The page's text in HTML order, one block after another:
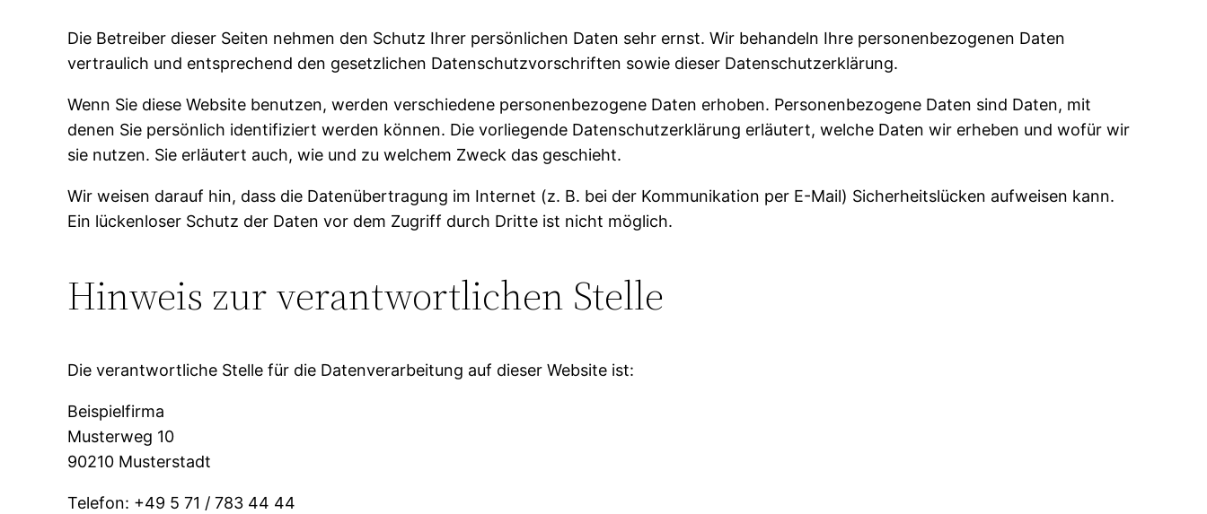
Die Betreiber dieser Seiten nehmen den Schutz Ihrer persönlichen Daten sehr ernst. Wir behandeln Ihre personenbezogenen Daten
vertraulich und entsprechend den gesetzlichen Datenschutzvorschriften sowie dieser Datenschutzerklärung.
Wenn Sie diese Website benutzen, werden verschiedene personenbezogene Daten erhoben. Personenbezogene Daten sind Daten, mit
denen Sie persönlich identifiziert werden können. Die vorliegende Datenschutzerklärung erläutert, welche Daten wir erheben und wofür wir
sie nutzen. Sie erläutert auch, wie und zu welchem Zweck das geschieht.
Wir weisen darauf hin, dass die Datenübertragung im Internet (z. B. bei der Kommunikation per E-Mail) Sicherheitslücken aufweisen kann.
Ein lückenloser Schutz der Daten vor dem Zugriff durch Dritte ist nicht möglich.
Hinweis zur verantwortlichen Stelle
Die verantwortliche Stelle für die Datenverarbeitung auf dieser Website ist:
Beispielfirma
Musterweg 10
90210 Musterstadt
Telefon: +49 5 71 / 783 44 44